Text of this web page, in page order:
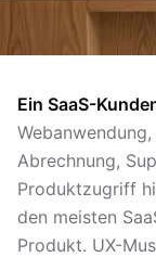
Ein SaaS-
Abrechnung,
Produktzugriff
den meisten
Produkt. UX-